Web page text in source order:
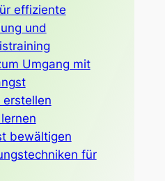
effiziente
und
Umgang mit
erstellen
bewältigen
für